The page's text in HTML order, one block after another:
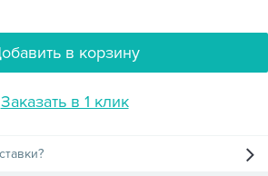
в корзину
Заказать в 1 клик